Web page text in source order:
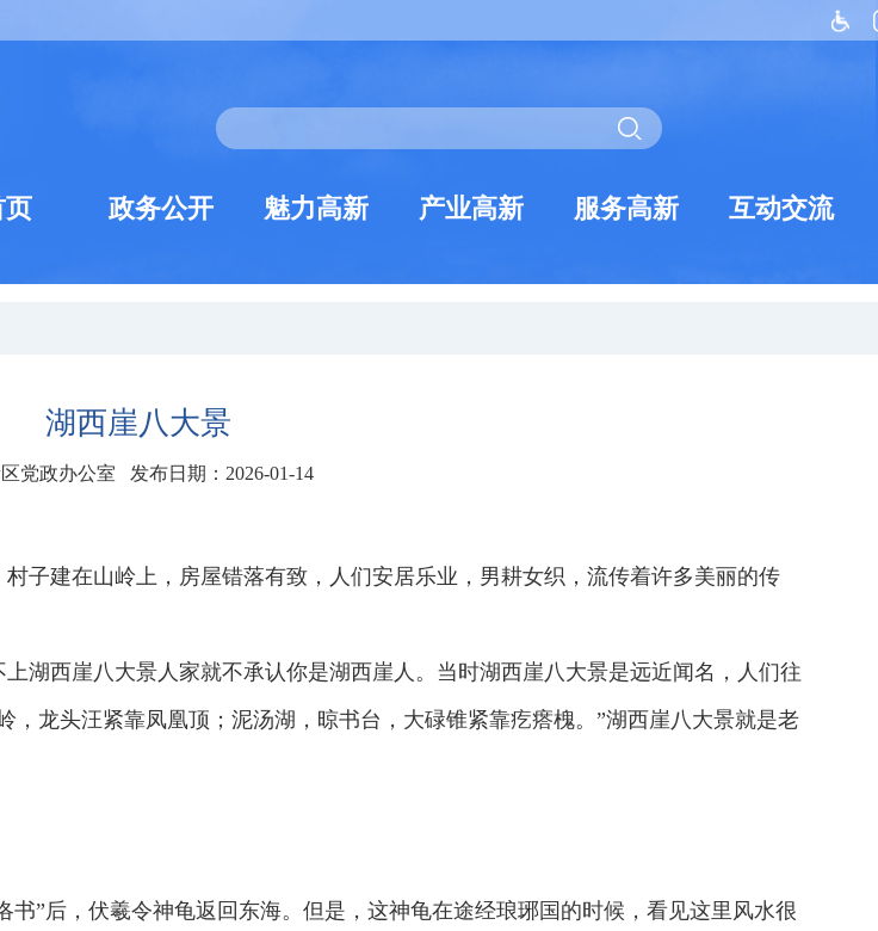
页 政务公开 魅力高新 产业高新 服务高新 互动交流
湖西崖八大景
党政办公室 发布日期：2026-01-14
子建在山岭上，房屋错落有致，人们安居乐业，男耕女织，流传着许多美丽的传
湖西崖八大景人家就不承认你是湖西崖人。当时湖西崖八大景是远近闻名，人们往
龙头汪紧靠凤凰顶；泥汤湖，晾书台，大碌锥紧靠疙瘩槐。”湖西崖八大景就是老
书”后，伏羲令神龟返回东海。但是，这神龟在途经琅琊国的时候，看见这里风水很